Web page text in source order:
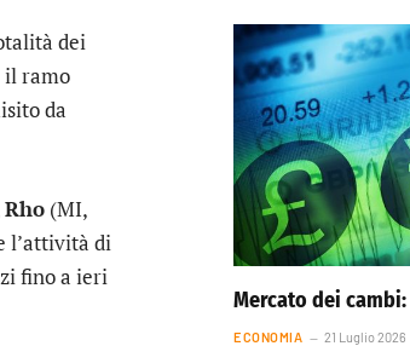
dei
il ramo
da
Rho (MI,
l’attività di
fino a ieri
Mercato dei
ECONOMIA 21 Luglio 2026